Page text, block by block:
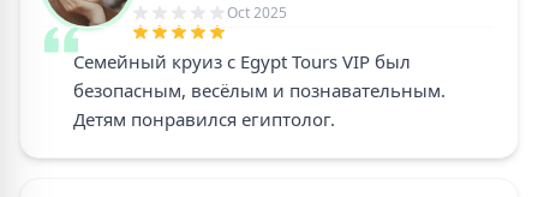
Oct 2025
Семейный круиз с Egypt Tours VIP был
безопасным, весёлым и познавательным.
Детям понравился египтолог.